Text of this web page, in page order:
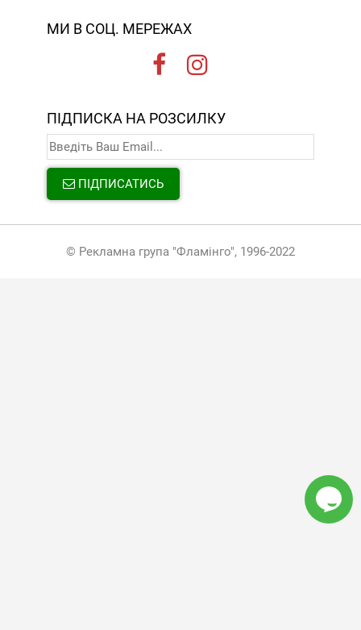
МИ В СОЦ. МЕРЕЖАХ
ПІДПИСКА НА РОЗСИЛКУ
ПІДПИСАТИСЬ
© Рекламна група "Фламінго", 1996-2022